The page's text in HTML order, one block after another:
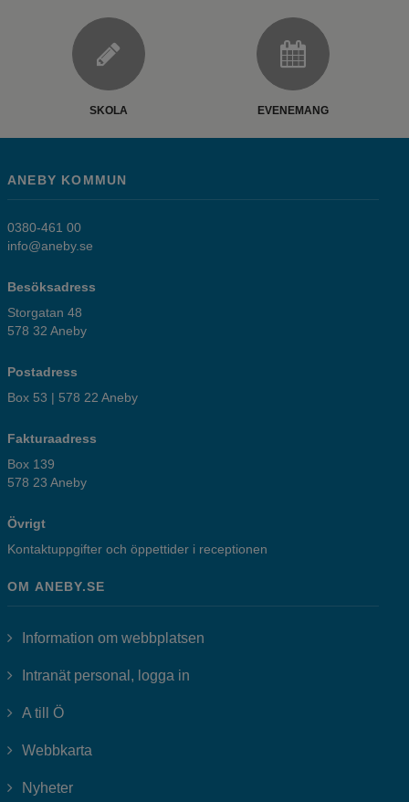
SKOLA EVENEMANG
ANEBY KOMMUN
0380-461 00
info@aneby.se
Besöksadress
Storgatan 48
578 32 Aneby
Postadress
Box 53 | 578 22 Aneby
Fakturaadress
Box 139
578 23 Aneby
Övrigt
Kontaktuppgifter och öppettider i receptionen
OM ANEBY.SE
Information om webbplatsen
Intranät personal, logga in
A till Ö
Webbkarta
Nyheter